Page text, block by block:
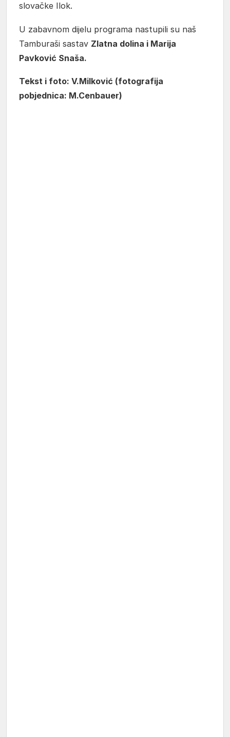
slovačke Ilok.
U zabavnom dijelu programa nastupili su naš
Tamburaši sastav Zlatna dolina i Marija
Pavković Snaša.
Tekst i foto: V.Milković (fotografija
pobjednica: M.Cenbauer)